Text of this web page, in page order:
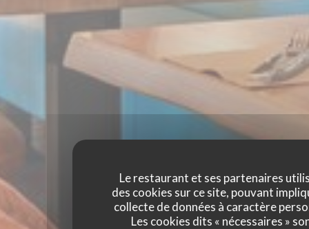
Le restaurant et ses partenaires
des cookies sur ce site, pouvant
collecte de données à caractère
Les cookies dits « nécessaires »